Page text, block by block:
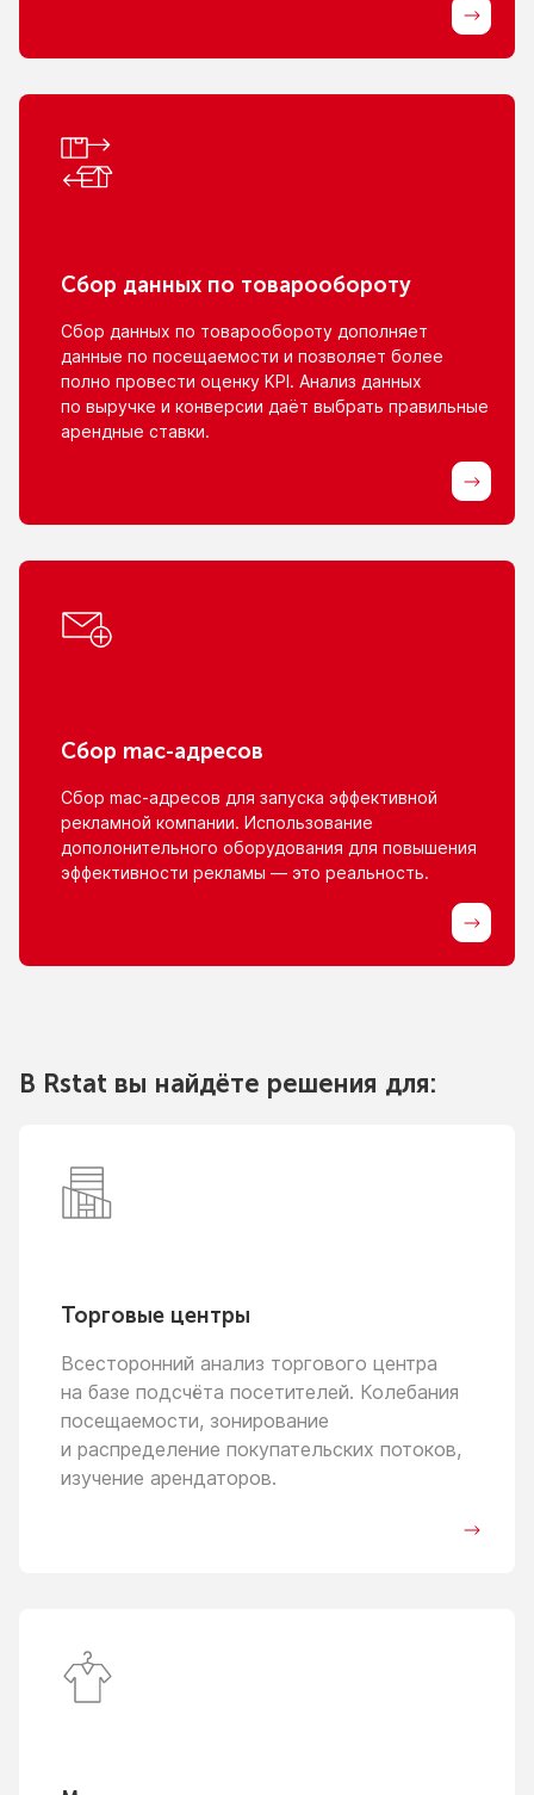
Сбор данных по товарообороту
Сбор данных по товарообороту дополняет
данные по посещаемости и позволяет более
полно провести оценку KPI. Анализ данных
по выручке и конверсии даёт выбрать правильные
арендные ставки.
Сбор mac-адресов
Сбор mac-адресов для запуска эффективной
рекламной компании. Использование
дополонительного оборудования для повышения
эффективности рекламы — это реальность.
В Rstat вы найдёте решения для:
Торговые центры
Всесторонний анализ торгового центра
на базе подсчёта посетителей. Колебания
посещаемости, зонирование
и распределение покупательских потоков,
изучение арендаторов.